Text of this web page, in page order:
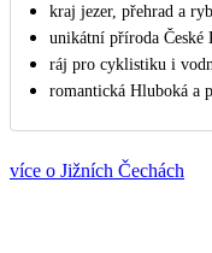
kraj jezer, přehrad a
unikátní příroda České
ráj pro cyklistiku i
romantická Hluboká a
více o Jižních Čechách